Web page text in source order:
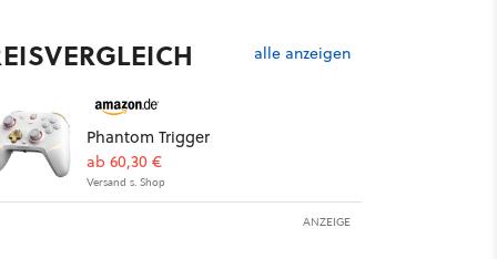
alle anzeigen
Phantom Trigger
ab 60,30 €
Versand s. Shop
ANZEIGE